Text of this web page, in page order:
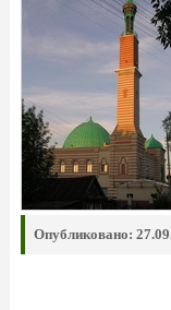
Опубликовано: